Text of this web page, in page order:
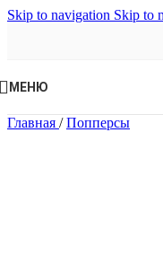
Skip to navigation Skip to
МЕНЮ
Главная / Попперсы